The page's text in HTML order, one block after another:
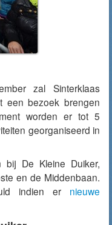
zal Sinterklaas
een bezoek brengen
worden er tot 5
georganiseerd in
bij De Kleine Duiker,
en de Middenbaan.
indien er nieuwe